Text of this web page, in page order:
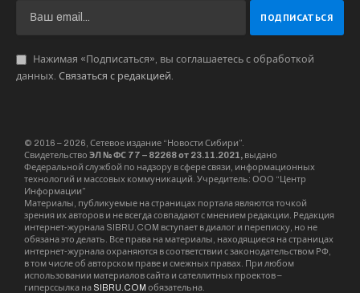
Нажимая «Подписаться», вы соглашаетесь с обработкой
данных. Связаться с редакцией.
© 2016 – 2026, Сетевое издание “Новости Сибири”.
Свидетельство ЭЛ № ФС 77 – 82268 от 23.11.2021, выдано
Федеральной службой по надзору в сфере связи, информационных
технологий и массовых коммуникаций. Учредитель: ООО “Центр
Информации”
Материалы, публикуемые на страницах портала являются точкой
зрения их авторов и не всегда совпадают с мнением редакции. Редакция
интернет-журнала SIBRU.COM вступает в диалог и переписку, но не
обязана это делать. Все права на материалы, находящиеся на страницах
интернет-журнала охраняются в соответствии с законодательством РФ,
в том числе об авторском праве и смежных правах. При любом
использовании материалов сайта и сателлитных проектов –
гиперссылка на SIBRU.COM обязательна.